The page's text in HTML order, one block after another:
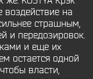
воздействие на
страшным,
и передозировок.
и еще их
остается одной
власти,